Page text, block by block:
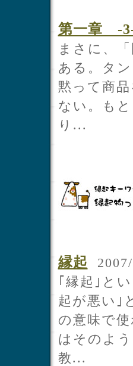
第一章 -
まさに、
ある。タ
黙って商
ない。も
り...
縁起
｢縁起｣と
起が悪い｣
の意味で
はそのよ
教...